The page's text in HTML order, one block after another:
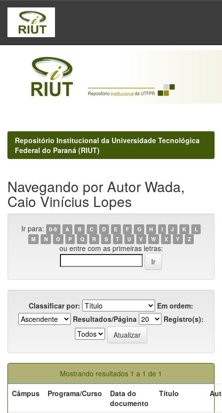
Skip
navigation
Repositório Institucional da Universidade Tecnológica
Federal do Paraná (RIUT)
Navegando por Autor Wada,
Caio Vinícius Lopes
Ir para: 0-9 A B C D E F G H I J K
L
M
N O P Q R S T U V W X Y Z
ou entre com as primeiras letras:
Classificar por:
Em ordem:
Resultados/Página
Registro(s):
Mostrando resultados 1 a 1 de 1
Câmpus
Programa/Curso
Data do
documento
Título